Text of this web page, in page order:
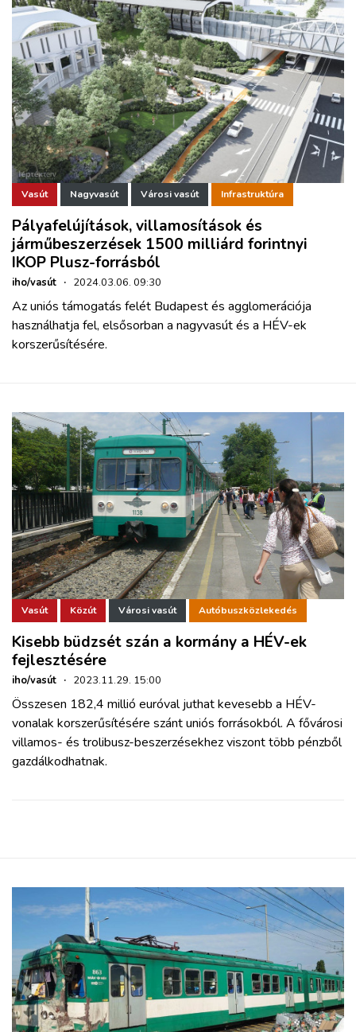
Vasút Nagyvasút Városi vasút Infrastruktúra
Pályafelújítások, villamosítások és
járműbeszerzések 1500 milliárd forintnyi
IKOP Plusz-forrásból
iho/vasút · 2024.03.06. 09:30
Az uniós támogatás felét Budapest és agglomerációja
használhatja fel, elsősorban a nagyvasút és a HÉV-ek
korszerűsítésére.
Vasút Közút Városi vasút Autóbuszközlekedés
Kisebb büdzsét szán a kormány a HÉV-ek
fejlesztésére
iho/vasút · 2023.11.29. 15:00
Összesen 182,4 millió euróval juthat kevesebb a HÉV-
vonalak korszerűsítésére szánt uniós forrásokból. A fővárosi
villamos- és trolibusz-beszerzésekhez viszont több pénzből
gazdálkodhatnak.